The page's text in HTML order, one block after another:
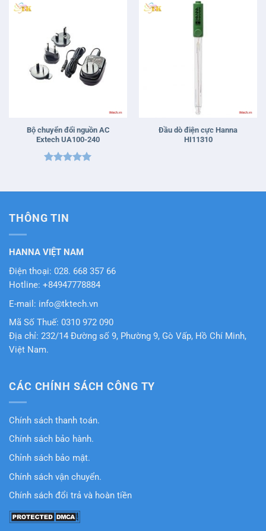
Bộ chuyển đổi nguồn AC
Extech UA100-240
sao
Đầu dò điện cực Hanna
HI11310
THÔNG TIN
HANNA VIỆT NAM
Điện thoại: 028. 668 357 66
Hotline: +84947778884
E-mail: info@tktech.vn
Mã Số Thuế: 0310 972 090
Địa chỉ: 232/14 Đường số 9, Phường 9, Gò Vấp, Hồ Chí Minh,
Việt Nam.
CÁC CHÍNH SÁCH CÔNG TY
Chính sách thanh toán.
Chính sách bảo hành.
Chỉnh sách bảo mật.
Chính sách vận chuyển.
Chính sách đổi trả và hoàn tiền